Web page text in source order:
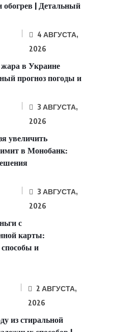
обогрев | Детальный
4 АВГУСТА,
2026
жара в Украине
прогноз погоды и
3 АВГУСТА,
2026
увеличить
в Монобанк:
3 АВГУСТА,
2026
с
карты:
и
2 АВГУСТА,
2026
из стиральной